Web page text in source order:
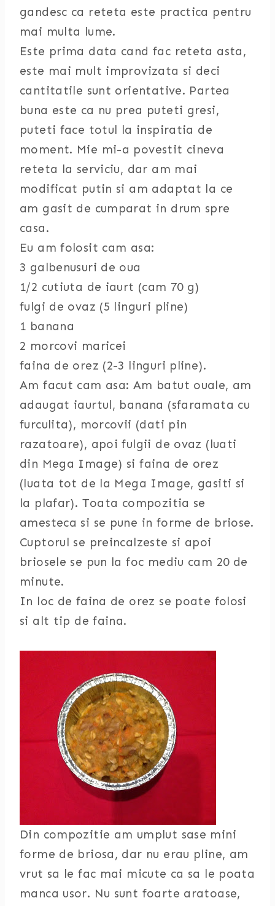
gandesc ca reteta este practica pentru
mai multa lume.
Este prima data cand fac reteta asta,
este mai mult improvizata si deci
cantitatile sunt orientative. Partea
buna este ca nu prea puteti gresi,
puteti face totul la inspiratia de
moment. Mie mi-a povestit cineva
reteta la serviciu, dar am mai
modificat putin si am adaptat la ce
am gasit de cumparat in drum spre
casa.
Eu am folosit cam asa:
3 galbenusuri de oua
1/2 cutiuta de iaurt (cam 70 g)
fulgi de ovaz (5 linguri pline)
1 banana
2 morcovi maricei
faina de orez (2-3 linguri pline).
Am facut cam asa: Am batut ouale, am
adaugat iaurtul, banana (sfaramata cu
furculita), morcovii (dati pin
razatoare), apoi fulgii de ovaz (luati
din Mega Image) si faina de orez
(luata tot de la Mega Image, gasiti si
la plafar). Toata compozitia se
amesteca si se pune in forme de briose.
Cuptorul se preincalzeste si apoi
briosele se pun la foc mediu cam 20 de
minute.
In loc de faina de orez se poate folosi
si alt tip de faina.
Din compozitie am umplut sase mini
forme de briosa, dar nu erau pline, am
vrut sa le fac mai micute ca sa le poata
manca usor. Nu sunt foarte aratoase,